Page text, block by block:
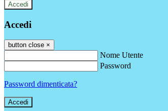
Accedi
Accedi
button close ×
Nome Utente
Password
Password dimenticata?